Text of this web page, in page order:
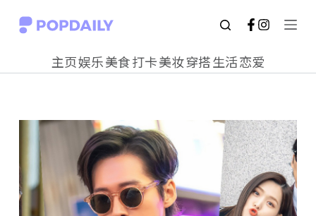
S
o
n
主页娱乐美食打卡美妆穿搭生活恋爱